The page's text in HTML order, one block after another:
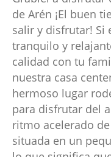
de Arén ¡El buen
salir y disfrutar! Si
tranquilo y
calidad con tu
nuestra casa
hermoso lugar
para disfrutar del
ritmo acelerado
situada en un